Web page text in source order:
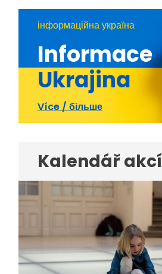
інформаційна україна
Informace
Ukrajina
Více / більше
Kalendář akcí